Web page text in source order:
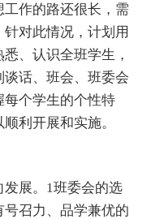
作的路还很长，需
对此情况，计划用
、认识全班学生，
话、班会、班委会
个学生的个性特
利开展和实施。
展。1班委会的选
召力、品学兼优的